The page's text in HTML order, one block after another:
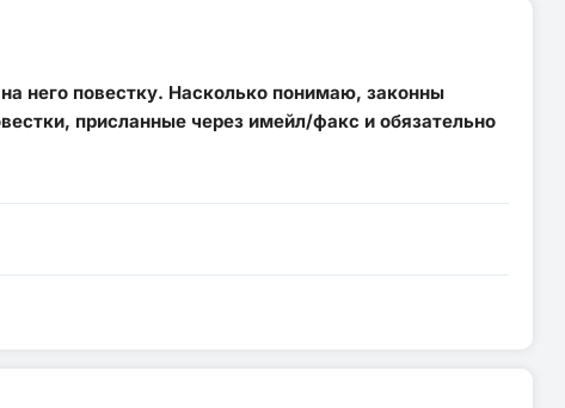
него повестку. Насколько понимаю, законны
присланные через имейл/факс и обязательно